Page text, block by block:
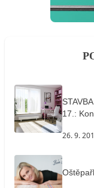
17.:
26. 9.